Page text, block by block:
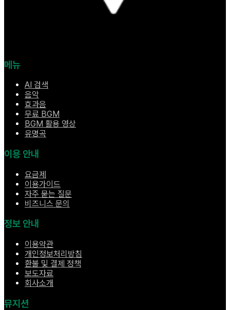
메뉴
AI 검색
음악
효과음
무료 BGM
BGM 활용 영상
유명곡
이용 안내
요금제
이용가이드
자주 묻는 질문
비즈니스 문의
정보 안내
이용약관
개인정보처리방침
환불 및 결제 정책
보도자료
회사소개
뮤지션